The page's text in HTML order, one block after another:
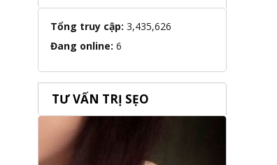
Tổng truy cập: 3,435,626
Đang online: 6
TƯ VẤN TRỊ SẸO